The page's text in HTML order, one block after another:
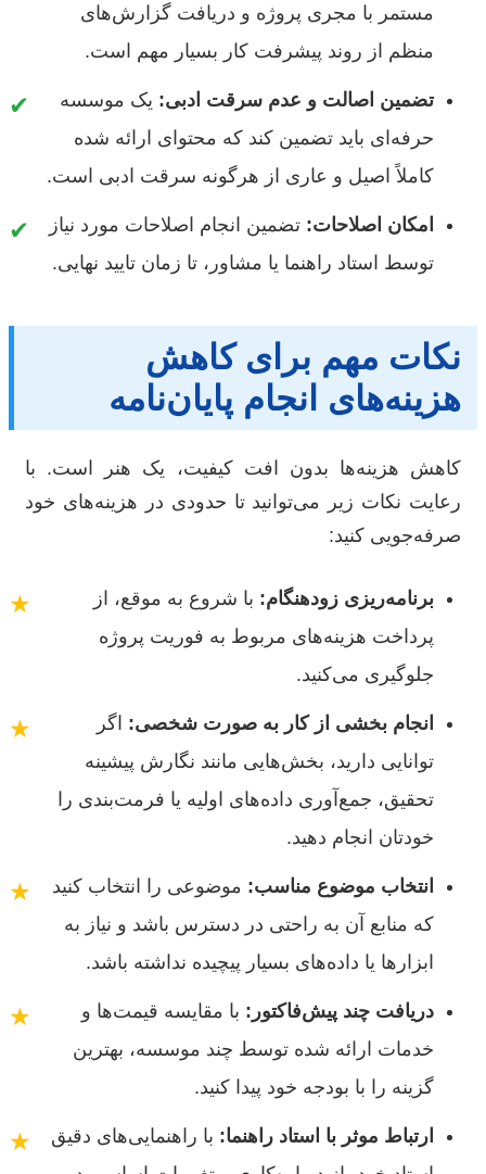
مستمر با مجری پروژه و دریافت گزارش‌های
منظم از روند پیشرفت کار بسیار مهم است.
✔ تضمین اصالت و عدم سرقت ادبی: یک موسسه
حرفه‌ای باید تضمین کند که محتوای ارائه شده
کاملاً اصیل و عاری از هرگونه سرقت ادبی است.
✔ امکان اصلاحات: تضمین انجام اصلاحات مورد نیاز
توسط استاد راهنما یا مشاور، تا زمان تایید نهایی.
نکات مهم برای کاهش
هزینه‌های انجام پایان‌نامه
کاهش هزینه‌ها بدون افت کیفیت، یک هنر است. با
رعایت نکات زیر می‌توانید تا حدودی در هزینه‌های خود
صرفه‌جویی کنید:
★ برنامه‌ریزی زودهنگام: با شروع به موقع، از
پرداخت هزینه‌های مربوط به فوریت پروژه
جلوگیری می‌کنید.
★ انجام بخشی از کار به صورت شخصی: اگر
توانایی دارید، بخش‌هایی مانند نگارش پیشینه
تحقیق، جمع‌آوری داده‌های اولیه یا فرمت‌بندی را
خودتان انجام دهید.
★ انتخاب موضوع مناسب: موضوعی را انتخاب کنید
که منابع آن به راحتی در دسترس باشد و نیاز به
ابزارها یا داده‌های بسیار پیچیده نداشته باشد.
★ دریافت چند پیش‌فاکتور: با مقایسه قیمت‌ها و
خدمات ارائه شده توسط چند موسسه، بهترین
گزینه را با بودجه خود پیدا کنید.
★ ارتباط موثر با استاد راهنما: با راهنمایی‌های دقیق